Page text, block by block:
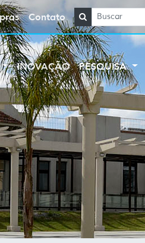
Contato
INOVAÇÃO PESQUISA